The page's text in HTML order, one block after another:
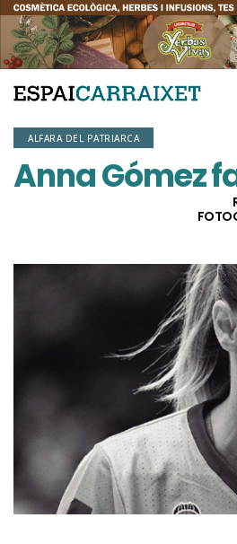
ALFARA DEL PATRIARCA
Anna Gómez